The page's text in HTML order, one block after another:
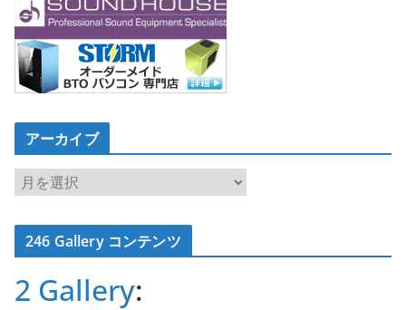
アーカイブ
ア
ー
カ
イ246 Gallery コンテンツ
2 Gallery: